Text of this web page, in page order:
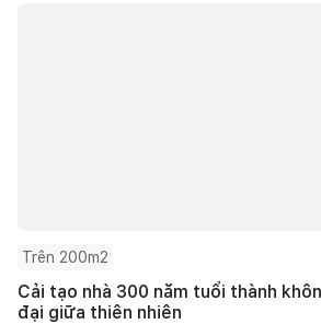
Trên 200m2
Cải tạo nhà 300 năm tuổi thành
đại giữa thiên nhiên